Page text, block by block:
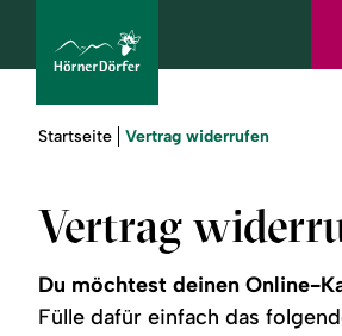
Urlaub
Sie
Startseite Vertrag widerrufen
Vertrag
Du möchtest deinen Online-
Fülle dafür einfach das